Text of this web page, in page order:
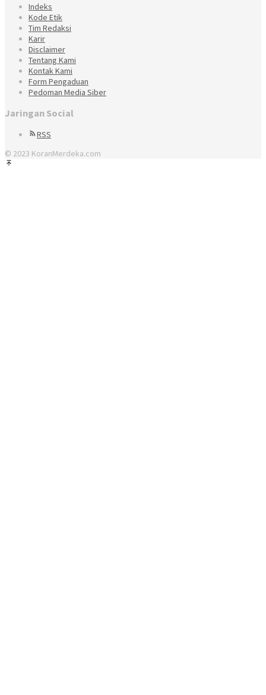
Indeks
Kode Etik
Tim Redaksi
Karir
Disclaimer
Tentang Kami
Kontak Kami
Form Pengaduan
Pedoman Media Siber
Jaringan Social
RSS
© 2023 KoranMerdeka.com